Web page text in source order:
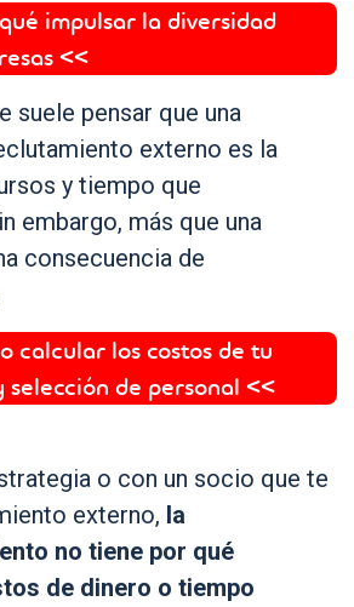
impulsar la diversidad
<<
suele pensar que una
externo es la
y tiempo que
embargo, más que una
consecuencia de
calcular los costos de tu
de personal <<
o con un socio que te
externo, la
no tiene por qué
de dinero o tiempo